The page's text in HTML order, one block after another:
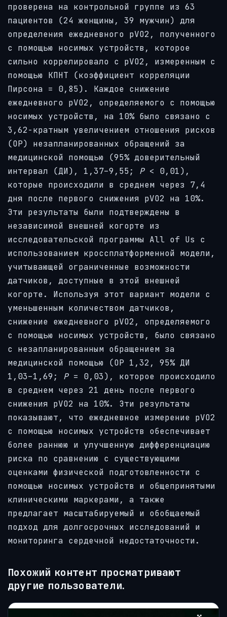
проверена на контрольной группе из 63
пациентов (24 женщины, 39 мужчин) для
определения ежедневного pVO2, полученного
с помощью носимых устройств, которое
сильно коррелировало с pVO2, измеренным с
помощью КПНТ (коэффициент корреляции
Пирсона = 0,85). Каждое снижение
ежедневного pVO2, определяемого с помощью
носимых устройств, на 10% было связано с
3,62-кратным увеличением отношения рисков
(ОР) незапланированных обращений за
медицинской помощью (95% доверительный
интервал (ДИ), 1,37–9,55; P< 0,01),
которые происходили в среднем через 7,4
дня после первого снижения pVO2 на 10%.
Эти результаты были подтверждены в
независимой внешней когорте из
исследовательской программы All of Us с
использованием кроссплатформенной модели,
учитывающей ограниченные возможности
датчиков, доступные в этой внешней
когорте. Используя этот вариант модели с
уменьшенным количеством датчиков,
снижение ежедневного pVO2, определяемого
с помощью носимых устройств, было связано
с незапланированным обращением за
медицинской помощью (ОР 1,32, 95% ДИ
1,03–1,69; P= 0,03), которое происходило
в среднем через 21 день после первого
снижения pVO2 на 10%. Эти результаты
показывают, что ежедневное измерение pVO2
с помощью носимых устройств обеспечивает
более раннюю и улучшенную дифференциацию
риска по сравнению с существующими
оценками физической подготовленности с
помощью носимых устройств и общепринятыми
клиническими маркерами, а также
предлагает масштабируемый и обобщаемый
подход для долгосрочных исследований и
мониторинга сердечной недостаточности.
Похожий контент просматривают
другие пользователи.